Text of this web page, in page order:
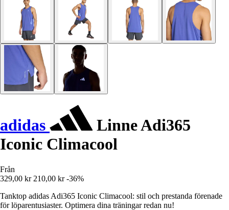
adidas
Linne Adi365
Iconic Climacool
Från
329,00 kr 210,00 kr -36%
Tanktop adidas Adi365 Iconic Climacool: stil och prestanda förenade
för löparentusiaster. Optimera dina träningar redan nu!